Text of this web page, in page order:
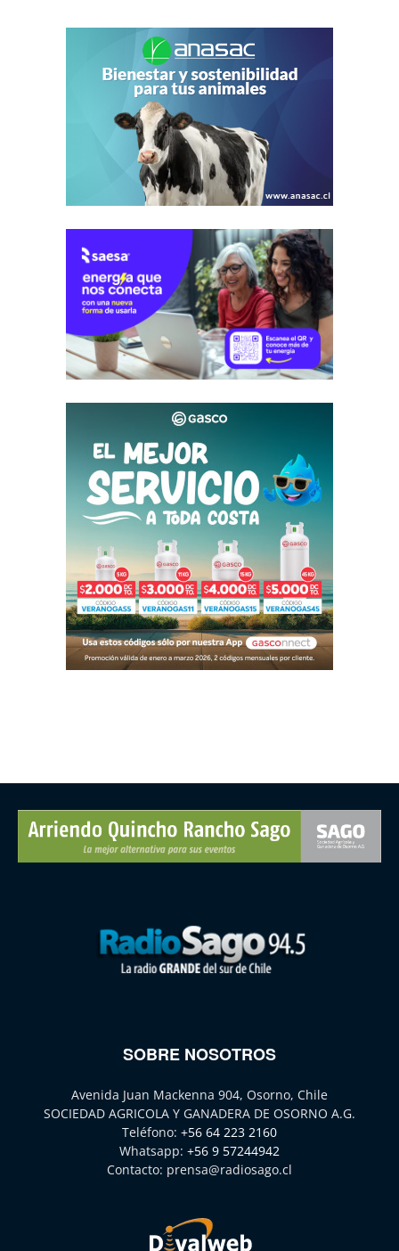
SOBRE NOSOTROS
Avenida Juan Mackenna 904, Osorno, Chile
SOCIEDAD AGRICOLA Y GANADERA DE OSORNO A.G.
Teléfono: +56 64 223 2160
Whatsapp: +56 9 57244942
Contacto: prensa@radiosago.cl